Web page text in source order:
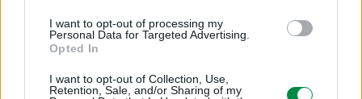
I want to opt-out of processing my
Personal Data for Targeted Advertising.
Opted In
I want to opt-out of Collection, Use,
Retention, Sale, and/or Sharing of my
Lexmark Cartridge Collection Program
Informacja o kompatybilnosci